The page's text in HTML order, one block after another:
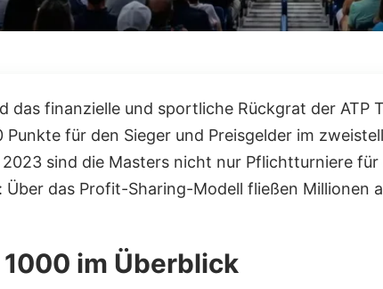
das finanzielle und sportliche Rückgrat der ATP
Punkte für den Sieger und Preisgelder im
sind die Masters nicht nur Pflichtturniere
das Profit-Sharing-Modell fließen Millionen
im Überblick